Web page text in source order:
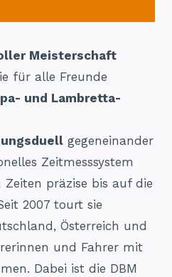
Meisterschaft
für alle Freunde
und Lambretta-
gegeneinander
Zeitmesssystem
Zeiten präzise bis auf die
2007 tourt sie
Österreich und
und Fahrer mit
Dabei ist die DBM